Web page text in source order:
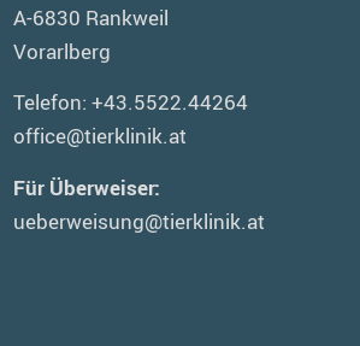
A-6830 Rankweil
Vorarlberg
Telefon:+43.5522.44264
office@tierklinik.at
Für Überweiser:
ueberweisung@tierklinik.at